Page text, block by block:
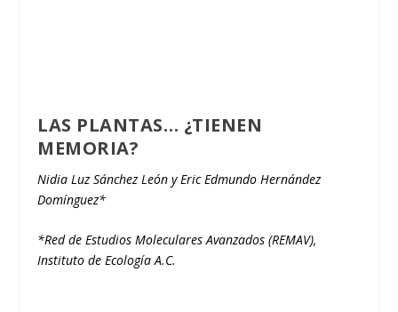
LAS PLANTAS… ¿TIENEN
MEMORIA?
Nidia Luz Sánchez León y Eric Edmundo Hernández
Domínguez*
*Red de Estudios Moleculares Avanzados (REMAV),
Instituto de Ecología A.C.